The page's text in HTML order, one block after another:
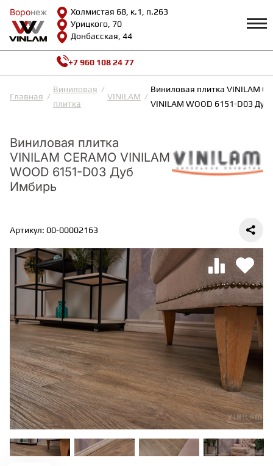
Воронеж
Холмистая 68, к.1, п.263
Урицкого, 70
Донбасская, 44
Воронеж
КАТАЛОГ Профиль
Сотрудничество
Вопросы и ответы
Видеообзоры
Полезная информация
Как выбрать
Контакты
ЛАМИНАТ
ПАРКЕТНАЯ ДОСКА
ТЕРРАСНАЯ ДОСКА
КОВРОВАЯ ПЛИТКА
МОДУЛЬНЫЕ ПВХ
ПОДЛОЖКА
ПЛИНТУС
+7 960 108 24 77
Главная
Виниловая
плитка
VINILAM
Виниловая плитка VINILAM
VINILAM WOOD 6151-D03 Дуб
Виниловая плитка
VINILAM CERAMO VINILAM
WOOD 6151-D03 Дуб
Имбирь
Артикул: 00-00002163